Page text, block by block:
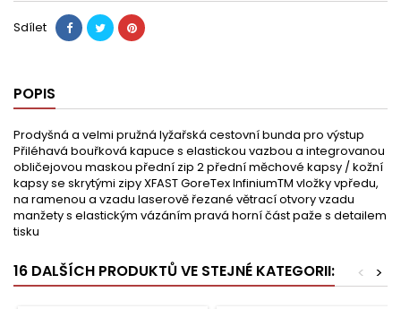
Sdílet
POPIS
Prodyšná a velmi pružná lyžařská cestovní bunda pro výstup
Přiléhavá bouřková kapuce s elastickou vazbou a integrovanou
obličejovou maskou přední zip 2 přední měchové kapsy / kožní
kapsy se skrytými zipy XFAST GoreTex InfiniumTM vložky vpředu,
na ramenou a vzadu laserově řezané větrací otvory vzadu
manžety s elastickým vázáním pravá horní část paže s detailem
tisku
16 DALŠÍCH PRODUKTŮ VE STEJNÉ KATEGORII: >
<